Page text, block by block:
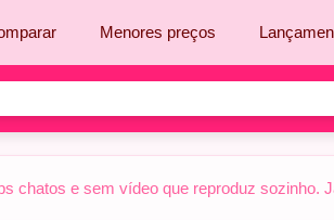
Menores preços
chatos e sem vídeo que reproduz sozinho.